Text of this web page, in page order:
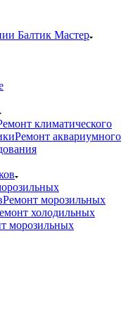
Балтик Мастер
климатического
Ремонт аквариумного
Ремонт морозильных
холодильных
морозильных